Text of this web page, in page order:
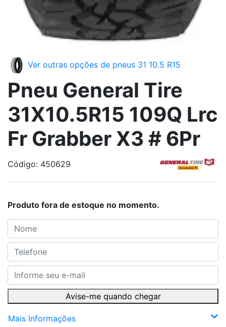
Ver outras opções de pneus 31 10.5 R15
Pneu General Tire
31X10.5R15 109Q Lrc
Fr Grabber X3 # 6Pr
Código: 450629
Produto fora de estoque no momento.
Avise-me quando chegar
Mais Informações